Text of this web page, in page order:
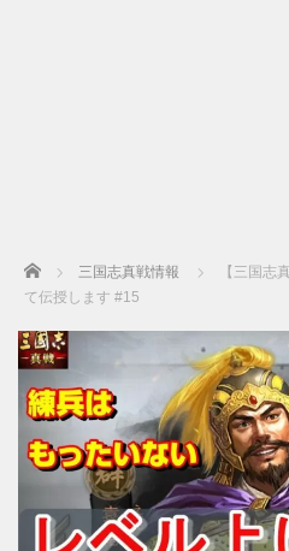
Home 三国志真戦情報
【三国志
て伝授します #15